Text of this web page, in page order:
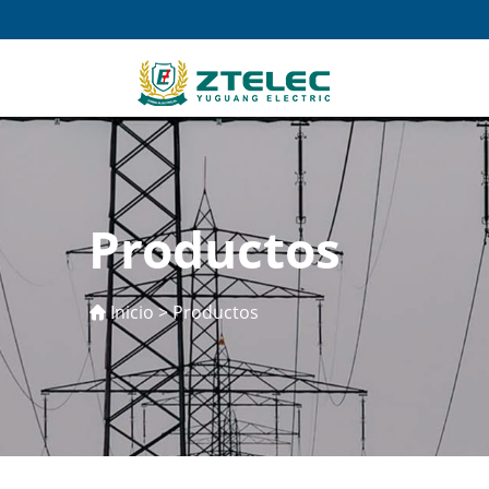
Productos
Inicio>Productos